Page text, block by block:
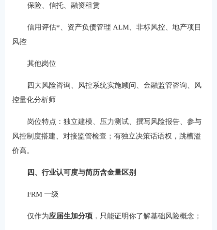
保险、信托、融资租赁
信用评估*、资产负债管理 ALM、非标风控、地产项目
风控
其他岗位
四大风险咨询、风控系统实施顾问、金融监管咨询、风
控量化分析师
岗位特点：独立建模、压力测试、撰写风险报告、参与
风控制度搭建、对接监管检查；有独立决策话语权，跳槽溢
价高。
四、行业认可度与简历含金量区别
FRM 一级
仅作为应届生加分项，只能证明你了解基础风险概念；